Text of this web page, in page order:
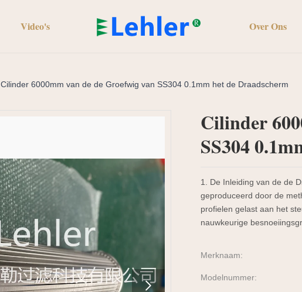
Video's Over Ons
Cilinder 6000mm van de de Groefwig van SS304 0.1mm het de Draadscherm
Cilinder
SS304
1. De Inleiding van de de
geproduceerd door de
profielen gelast aan het
nauwkeurige
Merknaam:
Modelnummer: